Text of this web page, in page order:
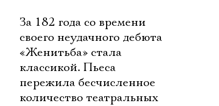
За 182 года со времени
своего неудачного дебюта
«Женитьба» стала
классикой. Пьеса
пережила бесчисленное
количество театральных